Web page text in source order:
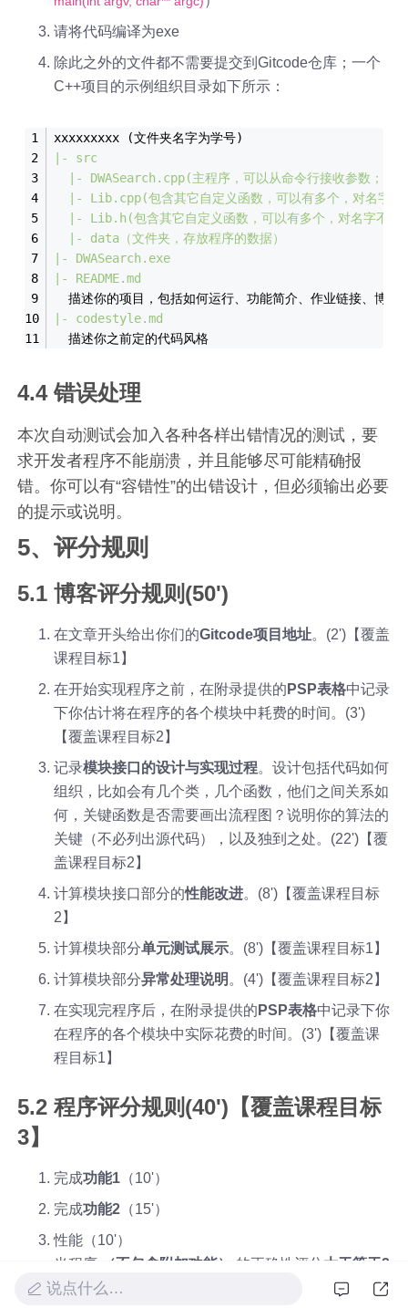
请将代码编译为exe
除此之外的文件都不需要提交到Gitcode仓库；一个
C++项目的示例组织目录如下所示：
xxxxxxxxx (文件夹名字为学号)
|- src
|- DWASearch.cpp(主程序，可以从命令行接收参数；确
|- Lib.cpp(包含其它自定义函数，可以有多个，对名字不
|- Lib.h(包含其它自定义函数，可以有多个，对名字不做
|- data（文件夹，存放程序的数据）
|- DWASearch.exe
|- README.md
描述你的项目，包括如何运行、功能简介、作业链接、博客
|- codestyle.md
  描述你之前定的代码风格
4.4 错误处理
本次自动测试会加入各种各样出错情况的测试，要
求开发者程序不能崩溃，并且能够尽可能精确报
错。你可以有“容错性”的出错设计，但必须输出必要
的提示或说明。
5、评分规则
5.1 博客评分规则(50')
在文章开头给出你们的Gitcode项目地址。(2')【覆盖
课程目标1】
在开始实现程序之前，在附录提供的 PSP表格中记录
下你估计将在程序的各个模块中耗费的时间。(3')
【覆盖课程目标2】
记录模块接口的设计与实现过程。设计包括代码如何
组织，比如会有几个类，几个函数，他们之间关系如
何，关键函数是否需要画出流程图？说明你的算法的
关键（不必列出源代码），以及独到之处。(22')【覆
盖课程目标2】
计算模块接口部分的性能改进。(8')【覆盖课程目标
2】
计算模块部分单元测试展示。(8')【覆盖课程目标1】
计算模块部分异常处理说明 。(4')【覆盖课程目标2】
在实现完程序后，在附录提供的 PSP表格中记录下你
在程序的各个模块中实际花费的时间。(3')【覆盖课
程目标1】
5.2 程序评分规则(40')【覆盖课程目标
3】
完成功能1 （10'）
完成功能2 （15'）
性能（10'）
当程序
（不包含附加功能） 的正确性评分 大于等于2
5分时才可以参与性能评分环节，所以请各位同学务
说点什么…